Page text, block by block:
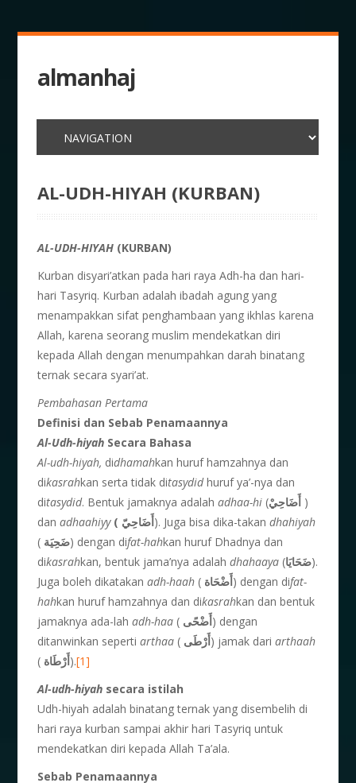
almanhaj
AL-UDH-HIYAH (KURBAN)
AL-UDH-HIYAH (KURBAN)
Kurban disyari’atkan pada hari raya Adh-ha dan hari-
hari Tasyriq. Kurban adalah ibadah agung yang
menampakkan sifat penghambaan yang ikhlas karena
Allah, karena seorang muslim mendekatkan diri
kepada Allah dengan menumpahkan darah binatang
ternak secara syari’at.
Pembahasan Pertama
Definisi dan Sebab Penamaannya
Al-Udh-hiyah Secara Bahasa
Al-udh-hiyah, didhamahkan huruf hamzahnya dan
dikasrahkan serta tidak ditasydidhuruf ya’-nya dan
ditasydid. Bentuk jamaknya adalahadhaa-hi (أَضَاحِيْ )
danadhaahiyy ( أَضَاحِيّ). Juga bisa dika-takandhahiyah
( ضَحِيَة) dengan difat-hahkan huruf Dhadnya dan
dikasrahkan, bentuk jama’nya adalahdhahaaya (ضَحَايَا).
Juga boleh dikatakanadh-haah ( أَضْحَاة) dengan difat-
hahkan huruf hamzahnya dan dikasrahkan dan bentuk
jamaknya ada-lahadh-haa ( أَضْحًى) dengan
ditanwinkan sepertiarthaa ( أَرْطَى) jamak dariarthaah
( أَرْطَاة).
[1]
Al-udh-hiyah secara istilah
Udh-hiyah adalah binatang ternak yang disembelih di
hari raya kurban sampai akhir hari Tasyriq untuk
mendekatkan diri kepada Allah Ta’ala.
Sebab Penamaannya